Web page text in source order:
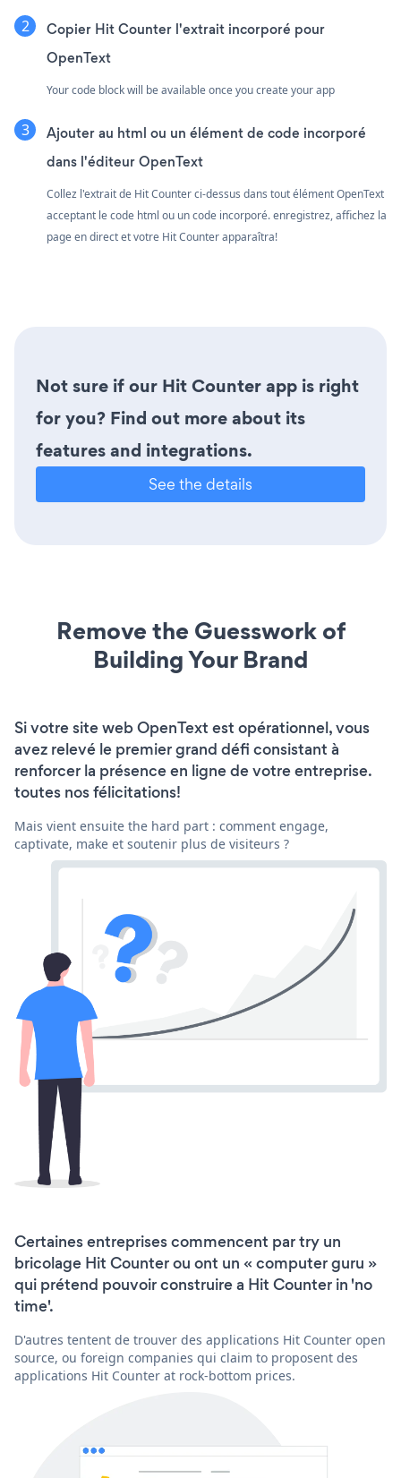
Copier Hit Counter l'extrait incorporé pour
OpenText
Your code block will be available once you create your app
Ajouter au html ou un élément de code incorporé
dans l'éditeur OpenText
Collez l'extrait de Hit Counter ci-dessus dans tout élément OpenText
acceptant le code html ou un code incorporé. enregistrez, affichez la
page en direct et votre Hit Counter apparaîtra!
Not sure if our Hit Counter app is right
for you? Find out more about its
features and integrations.
See the details
Remove the Guesswork of
Building Your Brand
Si votre site web OpenText est opérationnel, vous
avez relevé le premier grand défi consistant à
renforcer la présence en ligne de votre entreprise.
toutes nos félicitations!
Mais vient ensuite the hard part : comment engage,
captivate, make et soutenir plus de visiteurs ?
Certaines entreprises commencent par try un
bricolage Hit Counter ou ont un « computer guru »
qui prétend pouvoir construire a Hit Counter in 'no
time'.
D'autres tentent de trouver des applications Hit Counter open
source, ou foreign companies qui claim to proposent des
applications Hit Counter at rock-bottom prices.